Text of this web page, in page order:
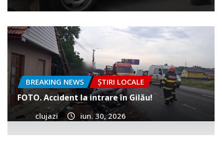
BREAKING NEWS ȘTIRI LOCALE
FOTO. Accident la intrare în Gilău!
clujazi iun. 30, 2026